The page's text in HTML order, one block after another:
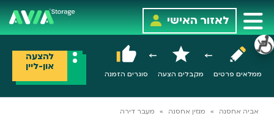
לאזור האישי
ממלאים פרטים מקבלים הצעה סוגרים הזמנה
להצעה
און-ליין
אביה אחסנה » מגזין אחסנה » מעבר דירה